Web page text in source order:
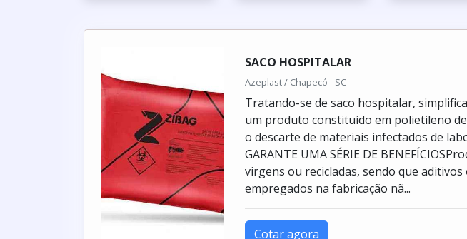
SACO HOSPITALAR
Azeplast / Chapecó - SC
Tratando-se de saco hospitalar,
um produto constituído em polietileno
o descarte de materiais infectados de
GARANTE UMA SÉRIE DE
virgens ou recicladas, sendo que
empregados na fabricação nã...
Cotar agora